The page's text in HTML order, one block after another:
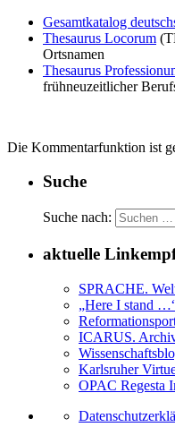
Gesamtkatalog
Thesaurus Locorum
Ortsnamen
Thesaurus
frühneuzeitlicher
Die Kommentarfunktion ist
Suche
Suche nach:
aktuelle
SPRACHE.
„Here I stand
ICARUS.
Karlsruher
OPAC Regesta